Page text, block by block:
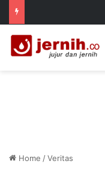
Home /Veritas